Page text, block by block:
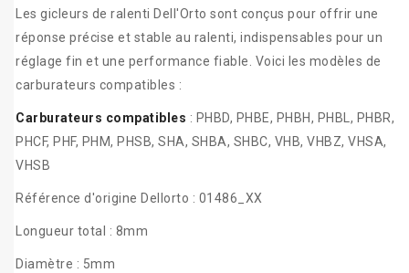
Les gicleurs de ralenti Dell'Orto sont conçus pour offrir une
réponse précise et stable au ralenti, indispensables pour un
réglage fin et une performance fiable. Voici les modèles de
carburateurs compatibles :
Carburateurs compatibles : PHBD, PHBE, PHBH, PHBL, PHBR,
PHCF, PHF, PHM, PHSB, SHA, SHBA, SHBC, VHB, VHBZ, VHSA,
VHSB
Référence d'origine Dellorto : 01486_XX
Longueur total : 8mm
Diamètre : 5mm